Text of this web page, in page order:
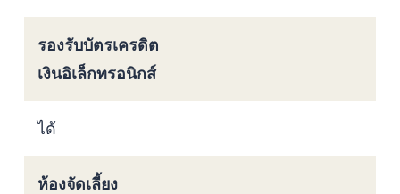
รองรับบัตรเครดิต
เงินอิเล็กทรอนิกส์
ได้
ห้องจัดเลี้ยง